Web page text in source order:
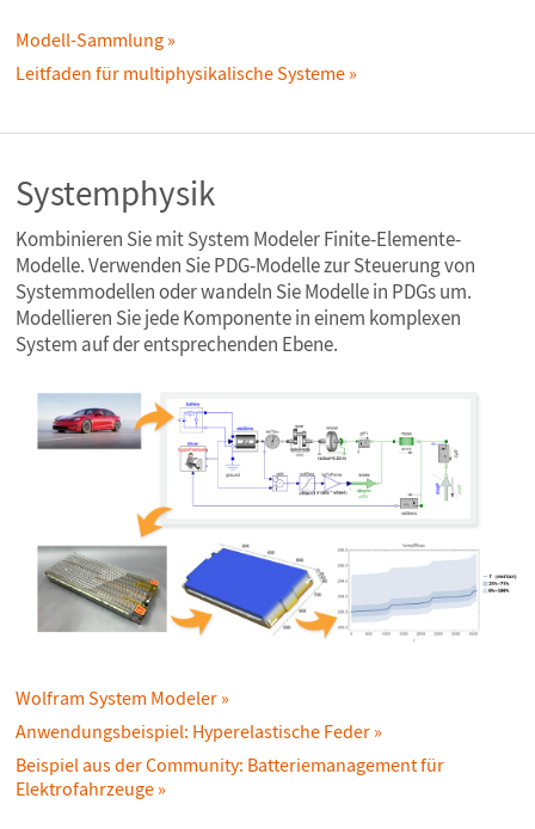
Modell-Sammlung
Leitfaden für multiphysikalische Systeme
Systemphysik
Kombinieren Sie mit System Modeler Finite-Elemente-
Modelle. Verwenden Sie PDG-Modelle zur Steuerung von
Systemmodellen oder wandeln Sie Modelle in PDGs um.
Modellieren Sie jede Komponente in einem komplexen
System auf der entsprechenden Ebene.
Wolfram System Modeler
Anwendungsbeispiel: Hyperelastische Feder
Beispiel aus der Community: Batteriemanagement für
Elektrofahrzeuge